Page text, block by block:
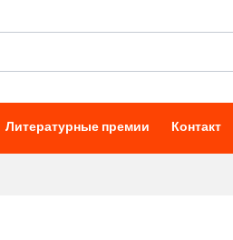
Литературные премии Контакт